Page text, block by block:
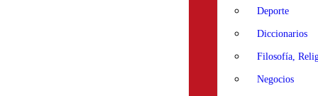
Deporte
Diccionarios
Filosofía,
Negocios